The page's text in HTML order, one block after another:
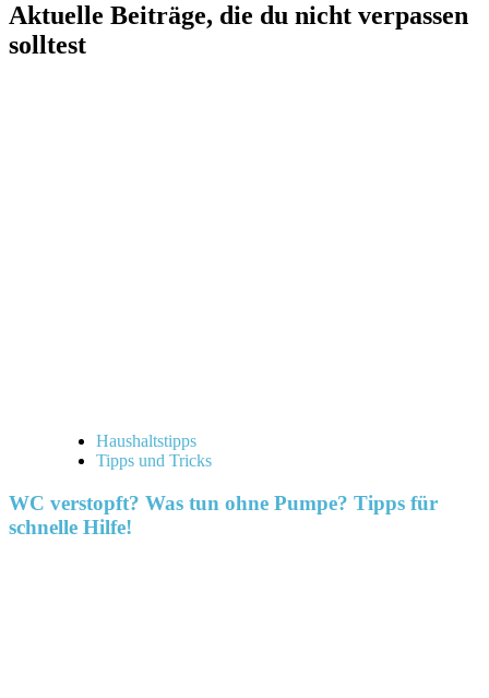
Aktuelle Beiträge, die du nicht verpassen
solltest
Haushaltstipps
Tipps und Tricks
WC verstopft? Was tun ohne Pumpe? Tipps für
schnelle Hilfe!